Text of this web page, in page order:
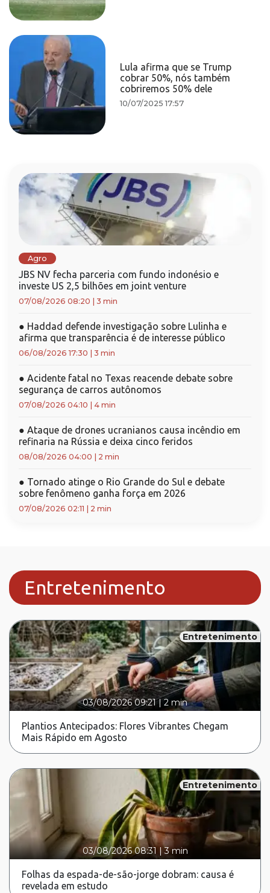
Lula afirma que se Trump
cobrar 50%, nós também
cobriremos 50% dele
10/07/2025 17:57
Agro
JBS NV fecha parceria com fundo indonésio e
investe US 2,5 bilhões em joint venture
07/08/2026 08:20 3 min
● Haddad defende investigação sobre Lulinha e
afirma que transparência é de interesse público
06/08/2026 17:30 3 min
● Acidente fatal no Texas reacende debate sobre
segurança de carros autônomos
07/08/2026 04:10 4 min
● Ataque de drones ucranianos causa incêndio em
refinaria na Rússia e deixa cinco feridos
08/08/2026 04:00 2 min
● Tornado atinge o Rio Grande do Sul e debate
sobre fenômeno ganha força em 2026
07/08/2026 02:11 2 min
Entretenimento
Entretenimento
03/08/2026 09:21|2 min
Plantios Antecipados: Flores Vibrantes Chegam
Mais Rápido em Agosto
Entretenimento
03/08/2026 08:31 |3 min
Folhas da espada-de-são-jorge dobram: causa é
revelada em estudo